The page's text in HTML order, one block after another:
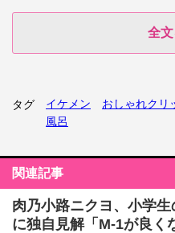
全
タグ イケメン おしゃれクリ
風呂
関連記事
肉乃小路ニクヨ、小学
に独自見解「M-1が良く